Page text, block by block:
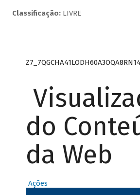
Classificação:LIVRE
do
da Web
Ações